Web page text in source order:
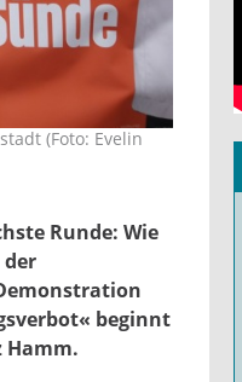
(Foto: Evelin
Runde: Wie
beginnt
Hamm.